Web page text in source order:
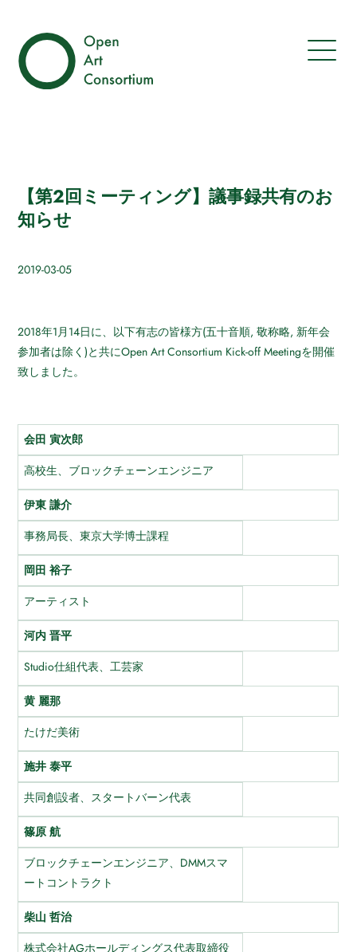
【第2回ミーティング】議事録共有のお
知らせ
2019-03-05
2018年1月14日に、以下有志の皆様方(五十音順, 敬称略, 新年会
参加者は除く)と共にOpen Art Consortium Kick-off Meetingを開催
致しました。
会田 寅次郎
高校生、ブロックチェーンエンジニア
伊東 謙介
事務局長、東京大学博士課程
岡田 裕子
アーティスト
河内 晋平
Studio仕組代表、工芸家
黄 麗那
たけだ美術
施井 泰平
共同創設者、スタートバーン代表
篠原 航
ブロックチェーンエンジニア、DMMスマ
ートコントラクト
柴山 哲治
株式会社AGホールディングス代表取締役